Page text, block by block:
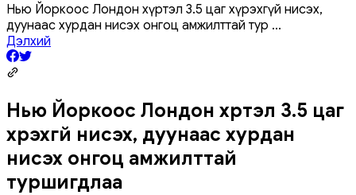
Нью Йоркоос Лондон хүртэл 3.5 цаг хүрэхгүй нисэх,
дуунаас хурдан нисэх онгоц амжилттай тур ...
Дэлхий
Нью Йоркоос Лондон хүртэл 3.5 цаг
хүрэхгүй нисэх, дуунаас хурдан
нисэх онгоц амжилттай
туршигдлаа